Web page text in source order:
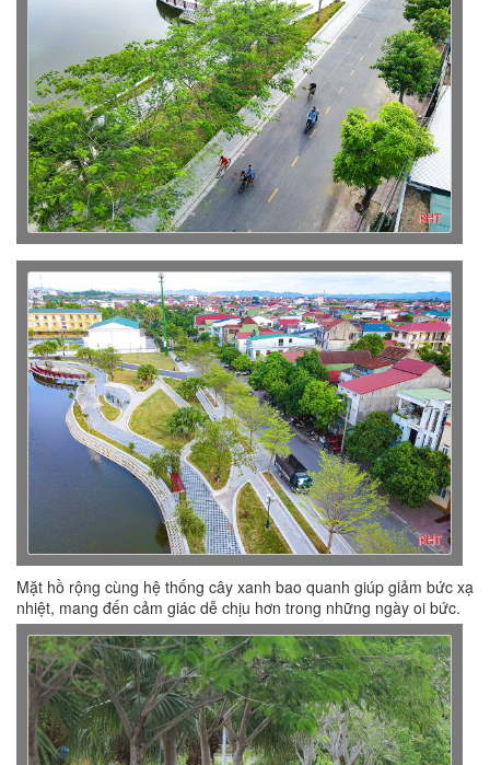
Mặt hồ rộng cùng hệ thống cây xanh bao quanh giúp giảm bức xạ
nhiệt, mang đến cảm giác dễ chịu hơn trong những ngày oi bức.